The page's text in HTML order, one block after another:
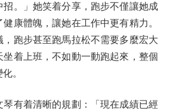
招。」她笑着分享，跑步不僅讓她成
康體魄，讓她在工作中更有精力。
，跑步甚至跑馬拉松不需要多麼宏大
坐着上班，不如動一動跑起來，整個
。
有着清晰的規劃：「現在成績已經